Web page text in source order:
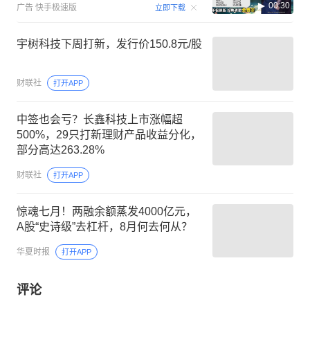
广告 快手极速版 立即下载 00:30
宇树科技下周打新，发行价150.8元/股
财联社 打开APP
中签也会亏？长鑫科技上市涨幅超
500%，29只打新理财产品收益分化，
部分高达263.28%
财联社 打开APP
惊魂七月！两融余额蒸发4000亿元，
A股“史诗级”去杠杆，8月何去何从？
华夏时报 打开APP
评论